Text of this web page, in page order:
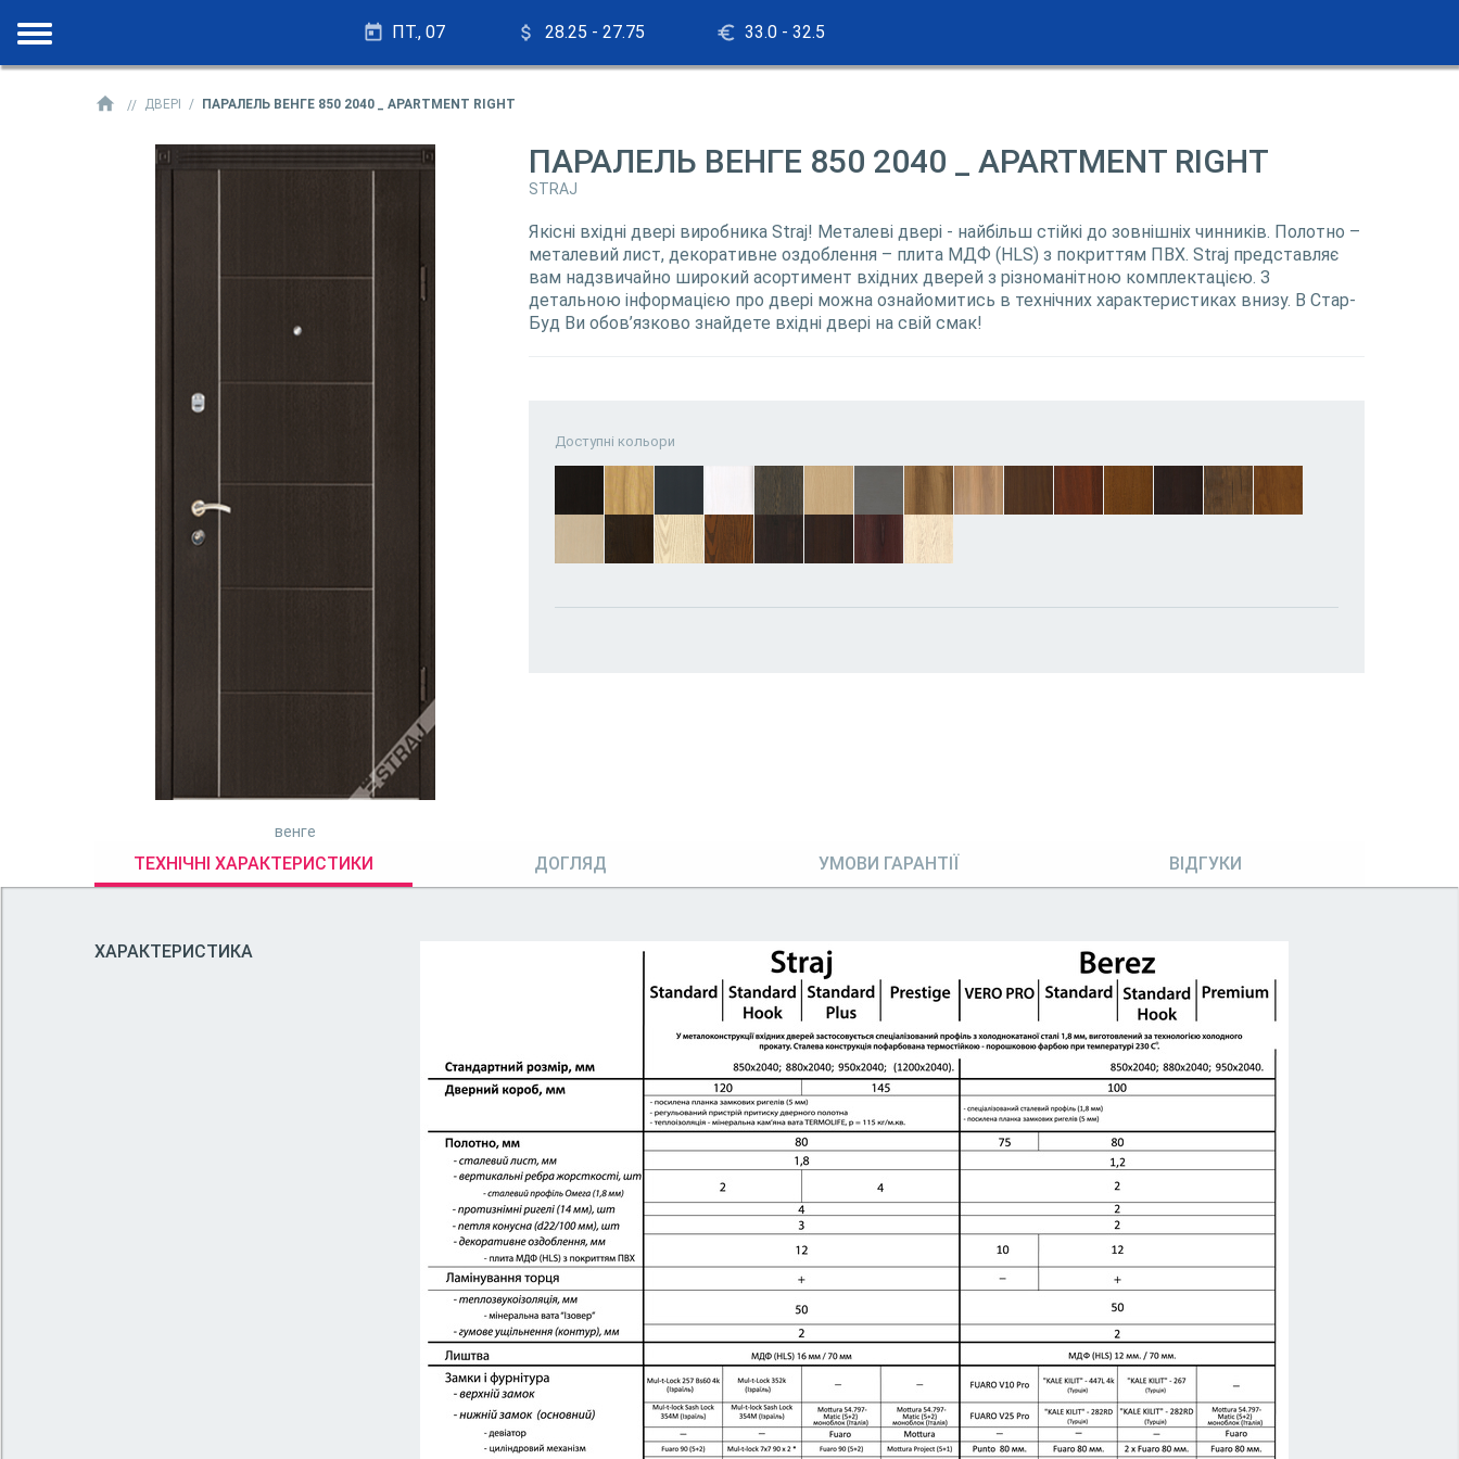
ПТ., 07 28.25 - 27.75 33.0 - 32.5
ДВЕРІ ПАРАЛЕЛЬ ВЕНГЕ 850 2040 _ APARTMENT RIGHT
венге
ПАРАЛЕЛЬ ВЕНГЕ 850 2040 _ APARTMENT RIGHT
STRAJ
Якісні вхідні двері виробника Straj! Металеві двері - найбільш стійкі до зовнішніх чинників. Полотно –
металевий лист, декоративне оздоблення – плита МДФ (HLS) з покриттям ПВХ. Straj представляє
вам надзвичайно широкий асортимент вхідних дверей з різноманітною комплектацією. З
детальною інформацією про двері можна ознайомитись в технічних характеристиках внизу. В Стар-
Буд Ви обов’язково знайдете вхідні двері на свій смак!
Доступні кольори
ТЕХНІЧНІ ХАРАКТЕРИСТИКИ ДОГЛЯД УМОВИ ГАРАНТІЇ ВІДГУКИ
ХАРАКТЕРИСТИКА